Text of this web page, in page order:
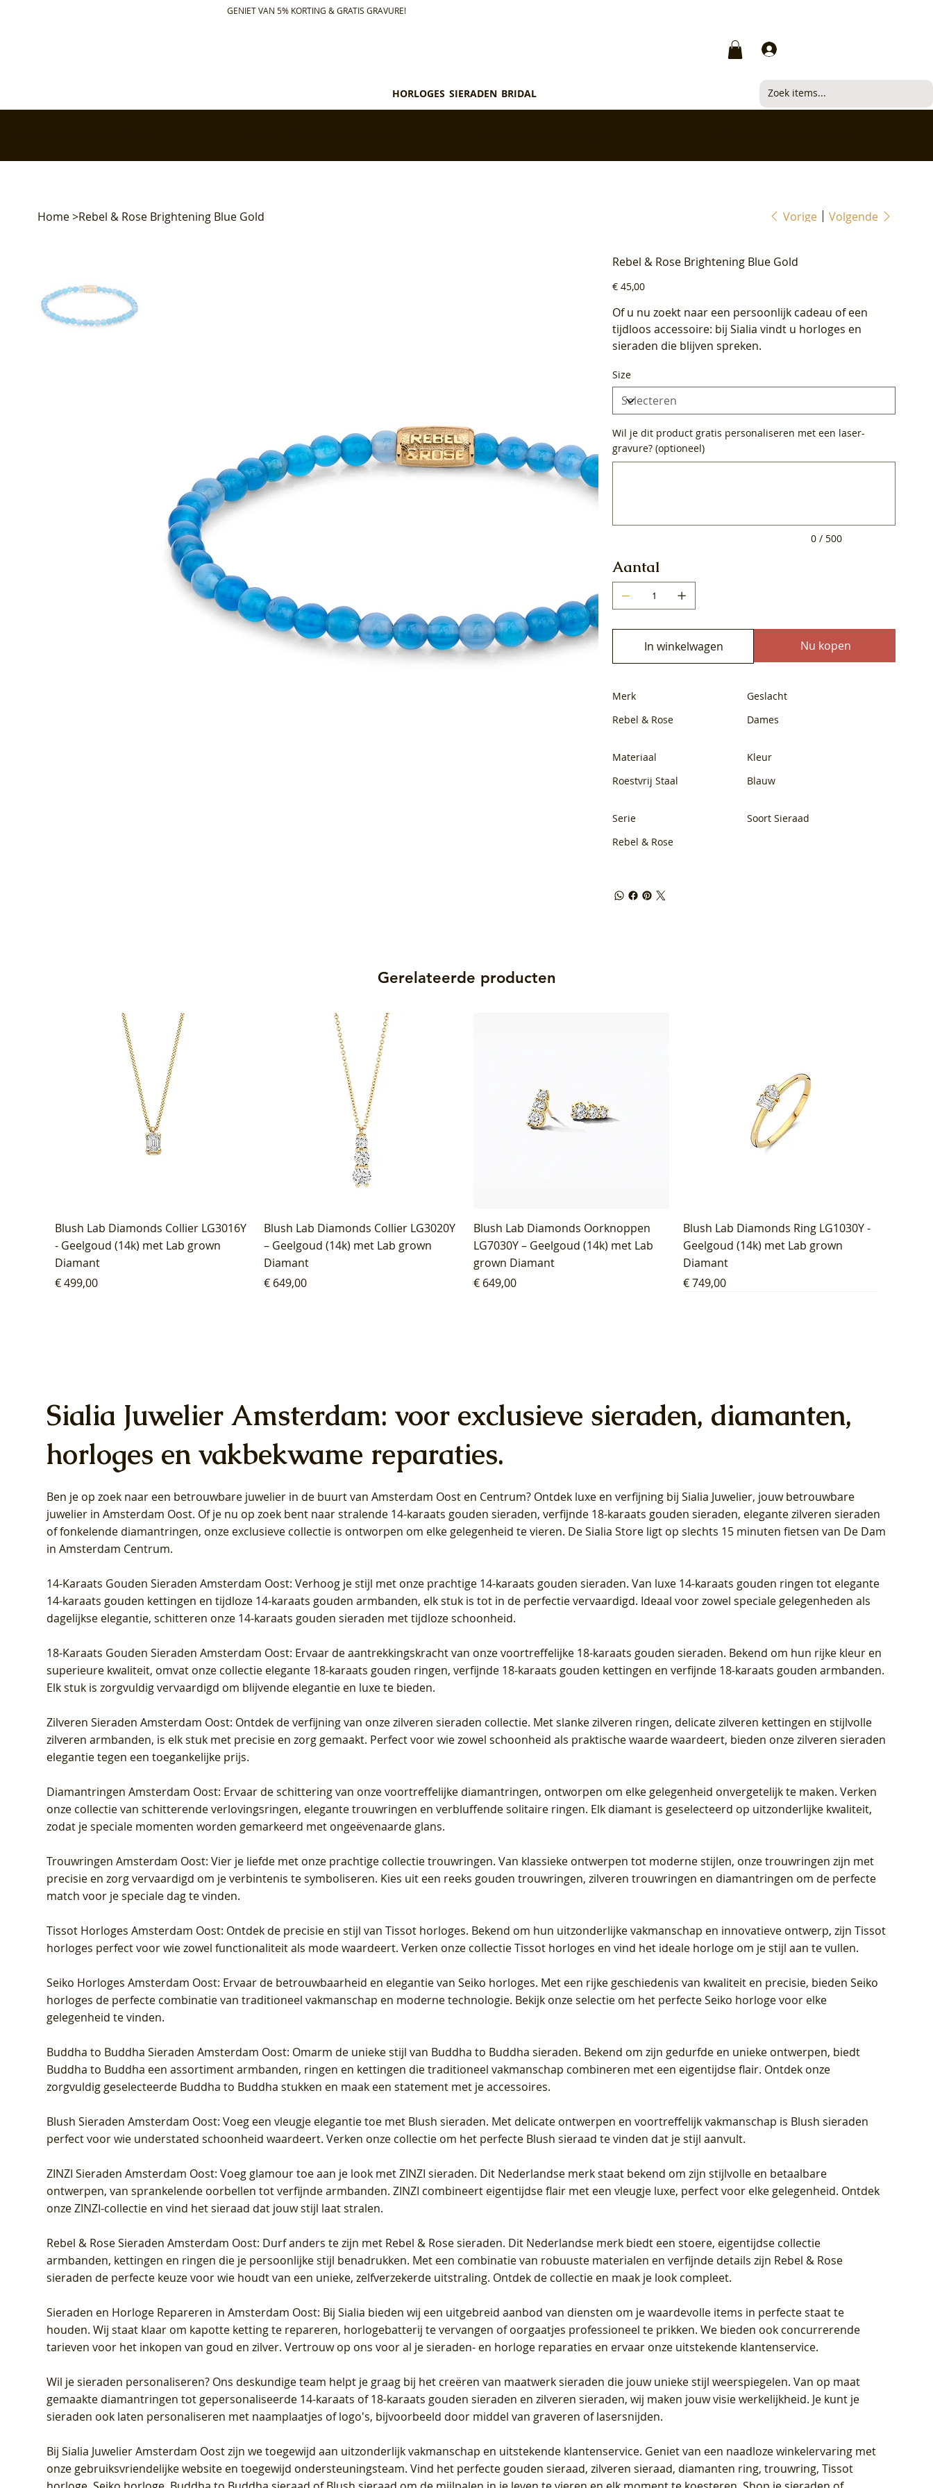
GENIET VAN 5% KORTING & GRATIS GRAVURE!
HORLOGES SIERADEN BRIDAL
Home>Rebel & Rose Brightening Blue Gold Vorige Volgende
Rebel & Rose Brightening Blue Gold
Prijs
€ 45,00
Of u nu zoekt naar een persoonlijk cadeau of een
tijdloos accessoire: bij Sialia vindt u horloges en
sieraden die blijven spreken.
Size
Wil je dit product gratis personaliseren met een laser-
gravure? (optioneel)
0 / 500
Aantal
In winkelwagen Nu kopen
Merk
Rebel & Rose
Geslacht
Dames
Materiaal
Roestvrij Staal
Kleur
Blauw
Serie
Rebel & Rose
Soort Sieraad
Gerelateerde producten
Blush Lab Diamonds Collier LG3016Y
- Geelgoud (14k) met Lab grown
Diamant
Prijs
€ 499,00
Blush Lab Diamonds Collier LG3020Y
– Geelgoud (14k) met Lab grown
Diamant
Prijs
€ 649,00
Blush Lab Diamonds Oorknoppen
LG7030Y – Geelgoud (14k) met Lab
grown Diamant
Prijs
€ 649,00
Blush Lab Diamonds Ring LG1030Y -
Geelgoud (14k) met Lab grown
Diamant
Prijs
€ 749,00
Blush Lab Diamonds Oorhangers
LG9006Y/S - Geelgoud (14k) met Lab
grown Diamant
Blush Lab Diamonds Oorhangers
LG9007Y/S - Geelgoud (14k) met Lab
grown Diamant
Blush Lab Diamonds Ring LG1028Y -
Geelgoud (14k) met Lab grown
Diamant
Blush Lab Diamonds Collier LG3014Y
- Geelgoud (14k) met Lab grown
Diamant
Blush Lab Diamonds Collier LG3019Y
– Geelgoud (14k) met Lab grown
Diamant
Blush Lab Diamonds Ring LG1042Y –
Geelgoud (14k) met Lab grown
Diamant
Blush Lab Diamonds Oorknoppen
LG7027Y - Geelgoud (14k) met Lab
grown Diamant
Blush Lab Diamonds Ring LG1029Y -
Geelgoud (14k) met Lab grown
Diamant
Blush Lab Diamonds Ring LG1031Y -
Geelgoud (14k) met Lab grown
Diamant
Blush Lab Diamonds Ring LG1044Y –
Geelgoud (14k) met Lab grown
Diamant
Blush Lab Diamonds Oorknoppen
LG7026Y - Geelgoud (14k) met Lab
grown Diamant
Blush Lab Diamonds Oorknoppen
LG7033Y – Geelgoud (14k) met Lab
grown Diamant
Sialia Juwelier Amsterdam: voor exclusieve sieraden, diamanten,
horloges en vakbekwame reparaties.
Ben je op zoek naar een betrouwbare juwelier in de buurt van Amsterdam Oost en Centrum? Ontdek luxe en verfijning bij Sialia Juwelier, jouw betrouwbare
juwelier in Amsterdam Oost. Of je nu op zoek bent naar stralende 14-karaats gouden sieraden, verfijnde 18-karaats gouden sieraden, elegante zilveren sieraden
of fonkelende diamantringen, onze exclusieve collectie is ontworpen om elke gelegenheid te vieren. De Sialia Store ligt op slechts 15 minuten fietsen van De Dam
in Amsterdam Centrum.
14-Karaats Gouden Sieraden Amsterdam Oost: Verhoog je stijl met onze prachtige 14-karaats gouden sieraden. Van luxe 14-karaats gouden ringen tot elegante
14-karaats gouden kettingen en tijdloze 14-karaats gouden armbanden, elk stuk is tot in de perfectie vervaardigd. Ideaal voor zowel speciale gelegenheden als
dagelijkse elegantie, schitteren onze 14-karaats gouden sieraden met tijdloze schoonheid.
18-Karaats Gouden Sieraden Amsterdam Oost: Ervaar de aantrekkingskracht van onze voortreffelijke 18-karaats gouden sieraden. Bekend om hun rijke kleur en
superieure kwaliteit, omvat onze collectie elegante 18-karaats gouden ringen, verfijnde 18-karaats gouden kettingen en verfijnde 18-karaats gouden armbanden.
Elk stuk is zorgvuldig vervaardigd om blijvende elegantie en luxe te bieden.
Zilveren Sieraden Amsterdam Oost: Ontdek de verfijning van onze zilveren sieraden collectie. Met slanke zilveren ringen, delicate zilveren kettingen en stijlvolle
zilveren armbanden, is elk stuk met precisie en zorg gemaakt. Perfect voor wie zowel schoonheid als praktische waarde waardeert, bieden onze zilveren sieraden
elegantie tegen een toegankelijke prijs.
Diamantringen Amsterdam Oost: Ervaar de schittering van onze voortreffelijke diamantringen, ontworpen om elke gelegenheid onvergetelijk te maken. Verken
onze collectie van schitterende verlovingsringen, elegante trouwringen en verbluffende solitaire ringen. Elk diamant is geselecteerd op uitzonderlijke kwaliteit,
zodat je speciale momenten worden gemarkeerd met ongeëvenaarde glans.
Trouwringen Amsterdam Oost: Vier je liefde met onze prachtige collectie trouwringen. Van klassieke ontwerpen tot moderne stijlen, onze trouwringen zijn met
precisie en zorg vervaardigd om je verbintenis te symboliseren. Kies uit een reeks gouden trouwringen, zilveren trouwringen en diamantringen om de perfecte
match voor je speciale dag te vinden.
Tissot Horloges Amsterdam Oost: Ontdek de precisie en stijl van Tissot horloges. Bekend om hun uitzonderlijke vakmanschap en innovatieve ontwerp, zijn Tissot
horloges perfect voor wie zowel functionaliteit als mode waardeert. Verken onze collectie Tissot horloges en vind het ideale horloge om je stijl aan te vullen.
Seiko Horloges Amsterdam Oost: Ervaar de betrouwbaarheid en elegantie van Seiko horloges. Met een rijke geschiedenis van kwaliteit en precisie, bieden Seiko
horloges de perfecte combinatie van traditioneel vakmanschap en moderne technologie. Bekijk onze selectie om het perfecte Seiko horloge voor elke
gelegenheid te vinden.
Buddha to Buddha Sieraden Amsterdam Oost: Omarm de unieke stijl van Buddha to Buddha sieraden. Bekend om zijn gedurfde en unieke ontwerpen, biedt
Buddha to Buddha een assortiment armbanden, ringen en kettingen die traditioneel vakmanschap combineren met een eigentijdse flair. Ontdek onze
zorgvuldig geselecteerde Buddha to Buddha stukken en maak een statement met je accessoires.
Blush Sieraden Amsterdam Oost: Voeg een vleugje elegantie toe met Blush sieraden. Met delicate ontwerpen en voortreffelijk vakmanschap is Blush sieraden
perfect voor wie understated schoonheid waardeert. Verken onze collectie om het perfecte Blush sieraad te vinden dat je stijl aanvult.
ZINZI Sieraden Amsterdam Oost: Voeg glamour toe aan je look met ZINZI sieraden. Dit Nederlandse merk staat bekend om zijn stijlvolle en betaalbare
ontwerpen, van sprankelende oorbellen tot verfijnde armbanden. ZINZI combineert eigentijdse flair met een vleugje luxe, perfect voor elke gelegenheid. Ontdek
onze ZINZI-collectie en vind het sieraad dat jouw stijl laat stralen.
Rebel & Rose Sieraden Amsterdam Oost: Durf anders te zijn met Rebel & Rose sieraden. Dit Nederlandse merk biedt een stoere, eigentijdse collectie
armbanden, kettingen en ringen die je persoonlijke stijl benadrukken. Met een combinatie van robuuste materialen en verfijnde details zijn Rebel & Rose
sieraden de perfecte keuze voor wie houdt van een unieke, zelfverzekerde uitstraling. Ontdek de collectie en maak je look compleet.
Sieraden en Horloge Repareren in Amsterdam Oost: Bij Sialia bieden wij een uitgebreid aanbod van diensten om je waardevolle items in perfecte staat te
houden. Wij staat klaar om kapotte ketting te repareren, horlogebatterij te vervangen of oorgaatjes professioneel te prikken. We bieden ook concurrerende
tarieven voor het inkopen van goud en zilver. Vertrouw op ons voor al je sieraden- en horloge reparaties en ervaar onze uitstekende klantenservice.
Wil je sieraden personaliseren? Ons deskundige team helpt je graag bij het creëren van maatwerk sieraden die jouw unieke stijl weerspiegelen. Van op maat
gemaakte diamantringen tot gepersonaliseerde 14-karaats of 18-karaats gouden sieraden en zilveren sieraden, wij maken jouw visie werkelijkheid. Je kunt je
sieraden ook laten personaliseren met naamplaatjes of logo's, bijvoorbeeld door middel van graveren of lasersnijden.
BijSialia Juwelier Amsterdam Oostzijn we toegewijd aan uitzonderlijk vakmanschap en uitstekende klantenservice. Geniet van een naadloze winkelervaring met
onze gebruiksvriendelijke website en toegewijd ondersteuningsteam. Vind het perfecte gouden sieraad, zilveren sieraad, diamanten ring, trouwring, Tissot